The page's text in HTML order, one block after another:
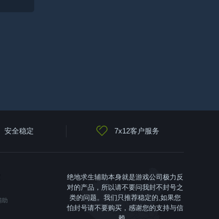
安全稳定 7x12客户服务
助
绝地求生辅助本身就是游戏公司极力反
对的产品，所以请不要问我封不封号之
类的问题。我们只推荐稳定的,如果您
怕封号请不要购买，感谢您的支持与信